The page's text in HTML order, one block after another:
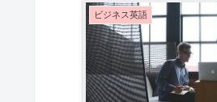
ビジネス英語